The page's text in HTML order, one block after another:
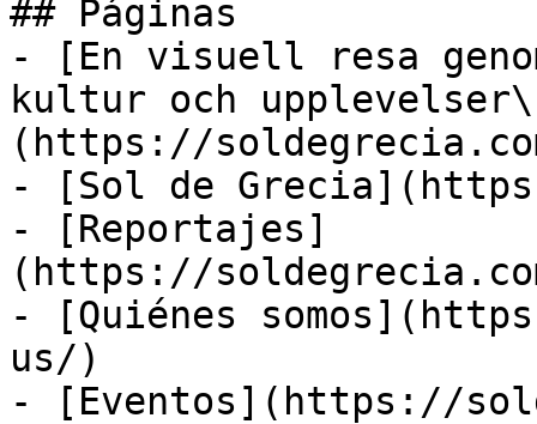
## Páginas
- [En visuell resa
kultur och
(https://
- [Sol de
- [Reportajes]
(https://
- [Quiénes
us/)
- [Eventos](https://